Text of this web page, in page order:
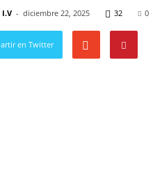
- diciembre 22, 2025 32 0
en Twitter